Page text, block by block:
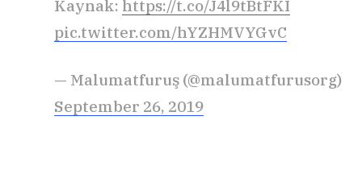
Kaynak: https://t.co/J4l9tBtFKI
pic.twitter.com/hYZHMVYGvC
— Malumatfuruş (@malumatfurusorg)
September 26, 2019